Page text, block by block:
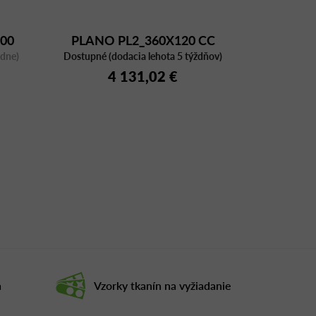
Vzorky tkanín na vyžiadanie
PLANO PL2_360X120 CC
BI/CFC BI
Dostupné (dodacia lehota 5 týždňov)
4 131,02 €